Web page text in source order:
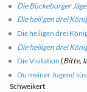
Die Bückeburger
Die heil'gen drei
Die heiligen drei
Die heiligen drei
Die Visitation (Bitte,
Du meiner Jugend
Schweikert